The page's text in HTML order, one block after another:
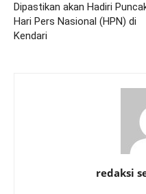
Dipastikan akan Hadiri
Hari Pers Nasional (HPN) di
Kendari
redaksi